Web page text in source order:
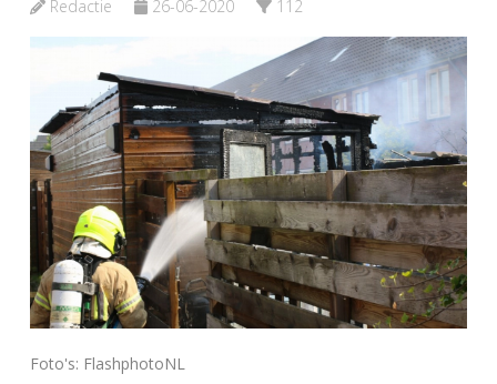
Redactie 26-06-2020 112
Foto's: FlashphotoNL